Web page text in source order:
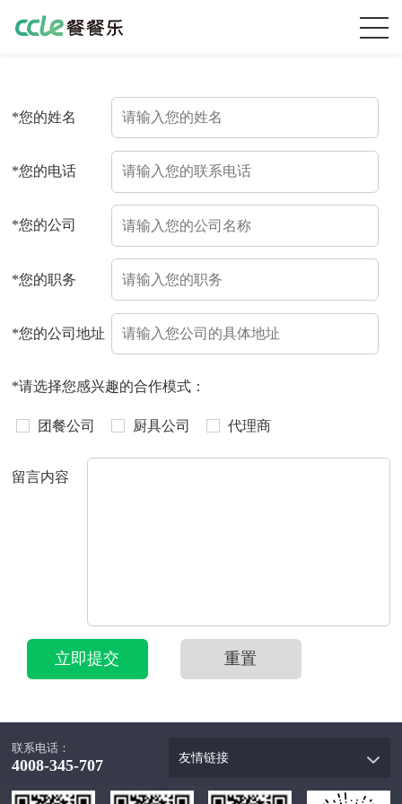
*您的姓名
*您的电话
*您的公司
*您的职务
*您的公司地址
*请选择您感兴趣的合作模式：
团餐公司 厨具公司 代理商
留言内容
立即提交 重置
联系电话：
4008-345-707 友情链接